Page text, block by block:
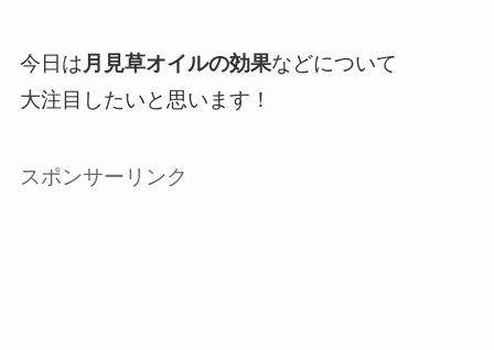
今日は月見草オイルの効果などについて
大注目したいと思います！
スポンサーリンク